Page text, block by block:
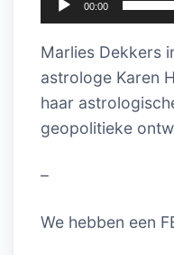
00:00
Marlies Dekkers
astrologe Karen
haar
geopolitieke
–
We hebben een